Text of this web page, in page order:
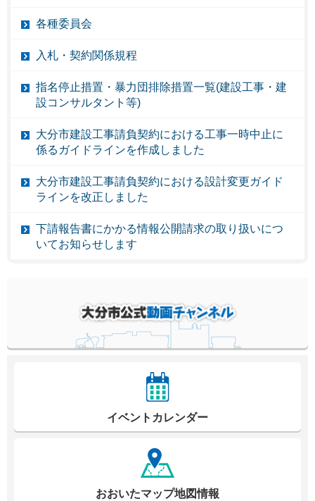
各種委員会
入札・契約関係規程
指名停止措置・暴力団排除措置一覧(建設工事・建
設コンサルタント等)
大分市建設工事請負契約における工事一時中止に
係るガイドラインを作成しました
大分市建設工事請負契約における設計変更ガイド
ラインを改正しました
下請報告書にかかる情報公開請求の取り扱いにつ
いてお知らせします
イベントカレンダー
おおいたマップ地図情報